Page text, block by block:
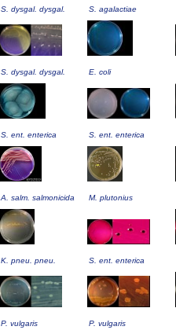
S. dysgal. dysgal. S. agalactiae
S. dysgal. dysgal. E. coli
S. ent. enterica S. ent. enterica
A. salm. salmonicida M. plutonius
K. pneu. pneu. S. ent. enterica
P. vulgaris P. vulgaris